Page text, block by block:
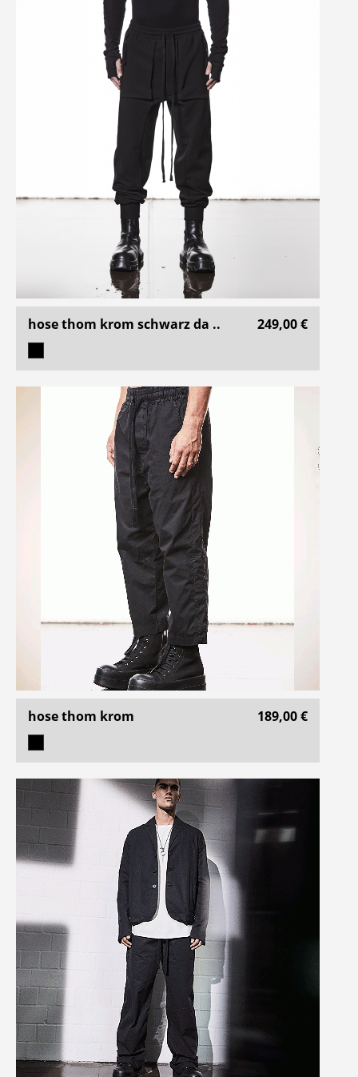
hose thom krom schwarz da .. 249,00 €
hose thom krom 189,00 €